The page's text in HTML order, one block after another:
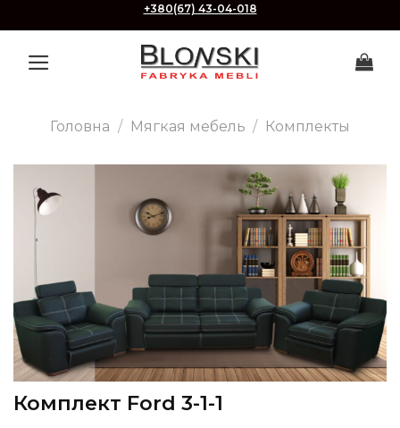
to
content
+380(67) 43-04-018
Головна / Мягкая мебель / Комплекты
Комплект Ford 3-1-1